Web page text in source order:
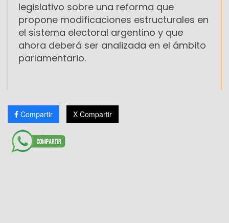
legislativo sobre una reforma que
propone modificaciones estructurales en
el sistema electoral argentino y que
ahora deberá ser analizada en el ámbito
parlamentario.
Compartir X Compartir